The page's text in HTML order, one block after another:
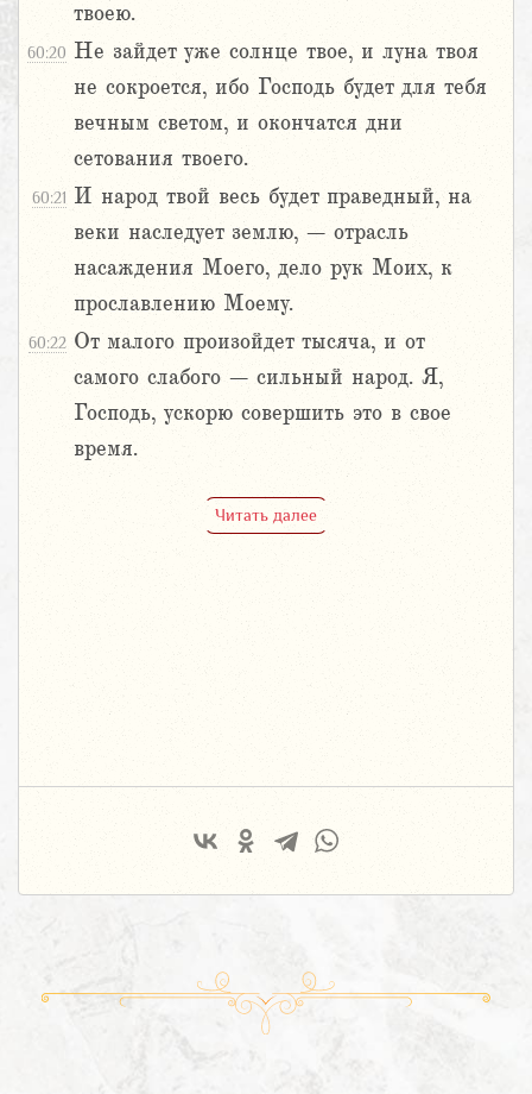
твоею.
60:20 Не зайдет уже солнце твое, и луна твоя
не сокроется, ибо Господь будет для тебя
вечным светом, и окончатся дни
сетования твоего.
60:21 И народ твой весь будет праведный, на
веки наследует землю, – отрасль
насаждения Моего, дело рук Моих, к
прославлению Моему.
60:22 От малого произойдет тысяча, и от
самого слабого – сильный народ. Я,
Господь, ускорю совершить это в свое
время.
Читать далее